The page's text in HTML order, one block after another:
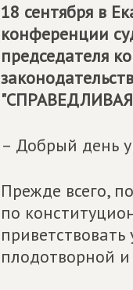
18 сентября в
конференции
председателя
"СПРАВЕДЛИВАЯ
– Добрый день
Прежде всего,
по
плодотворной